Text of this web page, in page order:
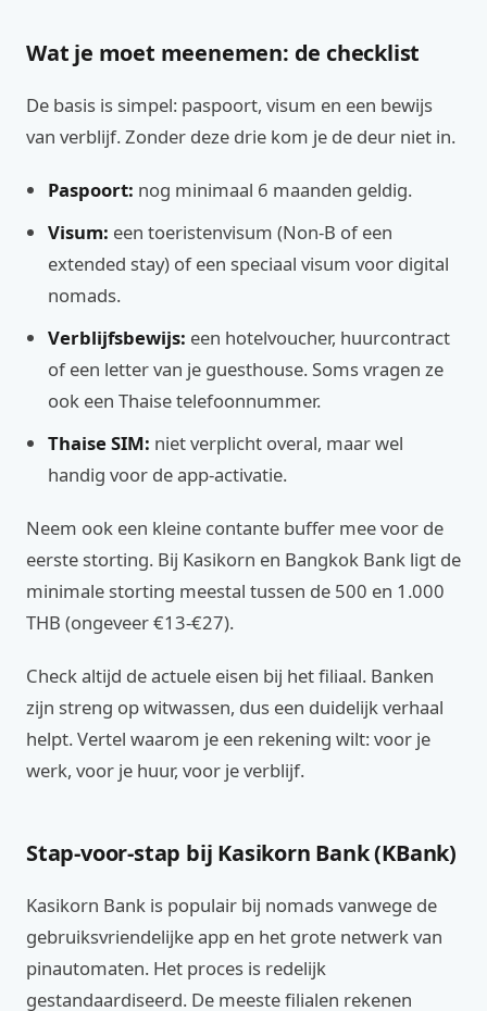
Wat je moet meenemen: de checklist
De basis is simpel: paspoort, visum en een bewijs
van verblijf. Zonder deze drie kom je de deur niet in.
Paspoort: nog minimaal 6 maanden geldig.
Visum: een toeristenvisum (Non‑B of een
extended stay) of een speciaal visum voor digital
nomads.
Verblijfsbewijs: een hotelvoucher, huurcontract
of een letter van je guesthouse. Soms vragen ze
ook een Thaise telefoonnummer.
Thaise SIM: niet verplicht overal, maar wel
handig voor de app‑activatie.
Neem ook een kleine contante buffer mee voor de
eerste storting. Bij Kasikorn en Bangkok Bank ligt de
minimale storting meestal tussen de 500 en 1.000
THB (ongeveer €13‑€27).
Check altijd de actuele eisen bij het filiaal. Banken
zijn streng op witwassen, dus een duidelijk verhaal
helpt. Vertel waarom je een rekening wilt: voor je
werk, voor je huur, voor je verblijf.
Stap‑voor‑stap bij Kasikorn Bank (KBank)
Kasikorn Bank is populair bij nomads vanwege de
gebruiksvriendelijke app en het grote netwerk van
pinautomaten. Het proces is redelijk
gestandaardiseerd. De meeste filialen rekenen